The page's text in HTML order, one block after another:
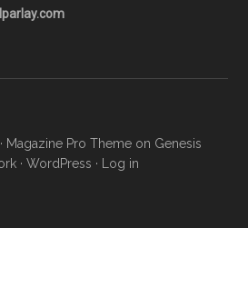
Magazine Pro Theme on Genesis
· WordPress · Log in